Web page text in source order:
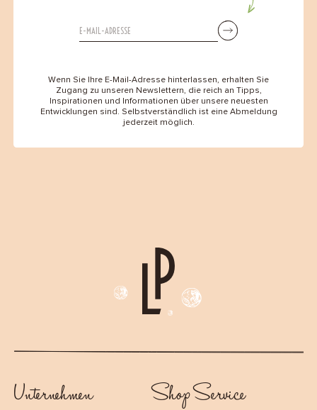
Wenn Sie Ihre E-Mail-Adresse hinterlassen, erhalten Sie
Zugang zu unseren Newslettern, die reich an Tipps,
Inspirationen und Informationen über unsere neuesten
Entwicklungen sind. Selbstverständlich ist eine Abmeldung
jederzeit möglich.
Unternehmen Shop Service